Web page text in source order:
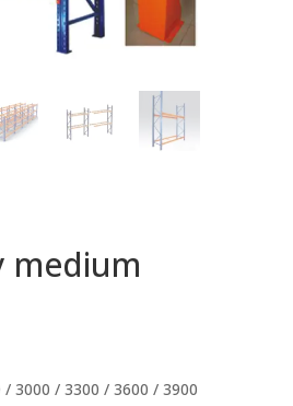
medium
3000 / 3300 / 3600 / 3900